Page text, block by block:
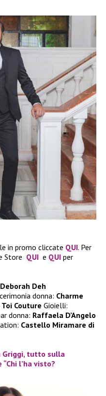
in promo cliccate QUI. Per
Store QUI e QUI per
Deborah Deh
donna: Charme
Toi Couture Gioielli:
donna: Raffaela D’Angelo
Castello Miramare di
Griggi, tutto sulla
l’ha visto?